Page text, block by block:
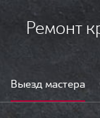
Ремонт
Выезд мастера